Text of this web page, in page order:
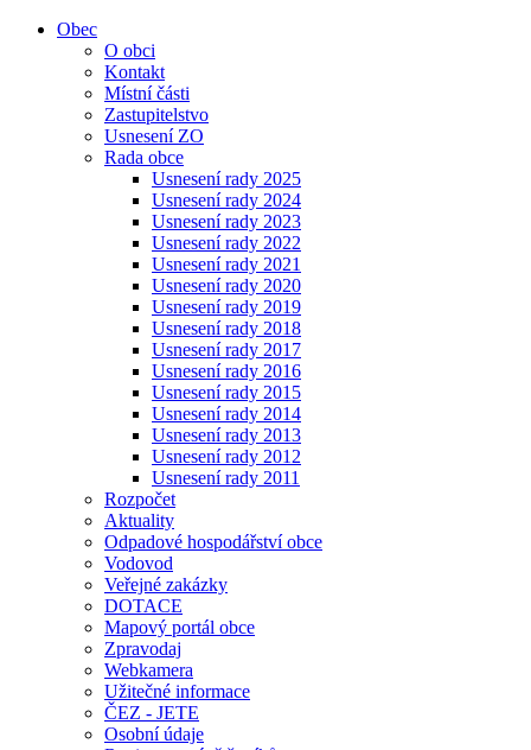
Obec
O obci
Kontakt
Místní části
Zastupitelstvo
Usnesení ZO
Rada obce
Usnesení rady 2025
Usnesení rady 2024
Usnesení rady 2023
Usnesení rady 2022
Usnesení rady 2021
Usnesení rady 2020
Usnesení rady 2019
Usnesení rady 2018
Usnesení rady 2017
Usnesení rady 2016
Usnesení rady 2015
Usnesení rady 2014
Usnesení rady 2013
Usnesení rady 2012
Usnesení rady 2011
Rozpočet
Aktuality
Odpadové hospodářství obce
Vodovod
Veřejné zakázky
DOTACE
Mapový portál obce
Zpravodaj
Webkamera
Užitečné informace
ČEZ - JETE
Osobní údaje